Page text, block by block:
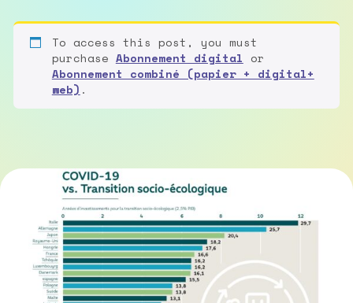
oubliée
des
plans
de
To access this post, you must
purchase Abonnement digital or
Abonnement combiné (papier + digital+
web) .